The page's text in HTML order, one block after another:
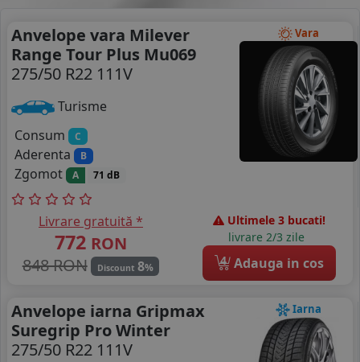
Vara
Anvelope vara Milever
Range Tour Plus Mu069
275/50 R22 111V
Turisme
Consum
C
Aderenta B
Zgomot A 71 dB
Livrare gratuită *
772 RON
848 RON
Discount 8%
Ultimele 3 bucati!
livrare 2/3 zile
4 Adauga in cos
Iarna
Anvelope iarna Gripmax
Suregrip Pro Winter
275/50 R22 111V